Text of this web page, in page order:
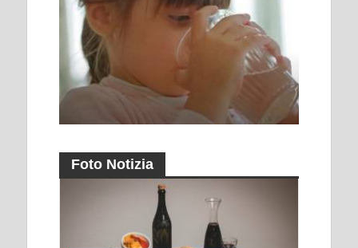
Foto Notizia